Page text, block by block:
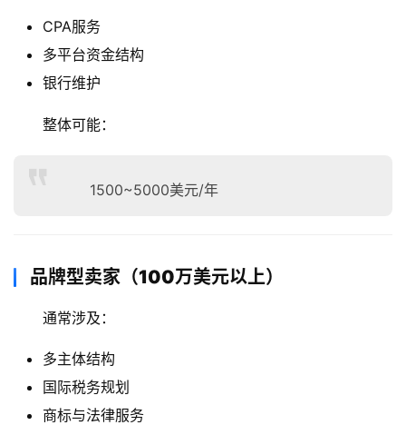
CPA服务
多平台资金结构
银行维护
整体可能：
1500~5000美元/年
品牌型卖家（100万美元以上）
通常涉及：
多主体结构
国际税务规划
商标与法律服务